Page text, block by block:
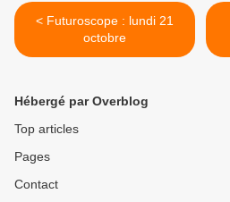
< Futuroscope : lundi 21
octobre
Hébergé par Overblog
Top articles
Pages
Contact